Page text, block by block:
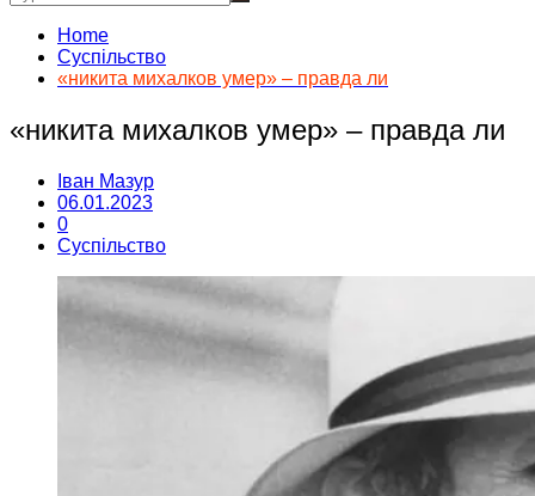
Home
Суспільство
«никита михалков умер» – правда ли
«никита михалков умер» – правда ли
Іван Мазур
06.01.2023
0
Суспільство